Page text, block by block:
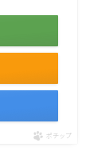
ポチップ